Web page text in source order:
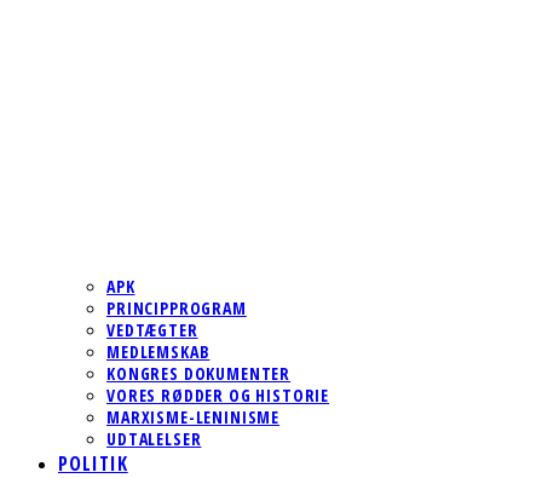
APK
PRINCIPPROGRAM
VEDTÆGTER
MEDLEMSKAB
KONGRES DOKUMENTER
VORES RØDDER OG HISTORIE
MARXISME-LENINISME
UDTALELSER
POLITIK